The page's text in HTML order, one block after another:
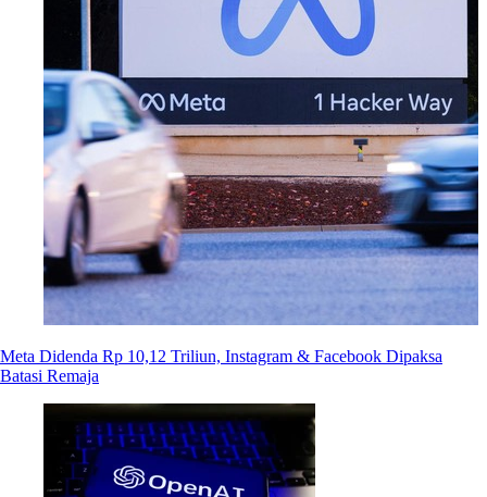
Meta Didenda Rp 10,12 Triliun, Instagram & Facebook Dipaksa
Batasi Remaja